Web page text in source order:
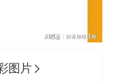
图片